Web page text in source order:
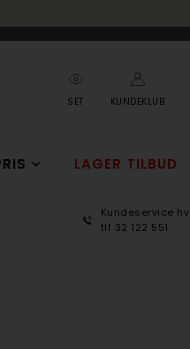
SET KUNDEKLUB
LAGER TILBUD
Kundeservice
tlf 32 122 551